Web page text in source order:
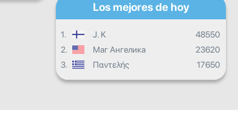
Los mejores de hoy
1. J. K
48550
2.
Маг Ангелика
23620
3.
Παντελής 17650